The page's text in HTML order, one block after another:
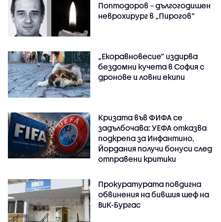
Поптодоров – дългогодишен
неврохирург в „Пирогов“
„Екоравновесие“ издирва
бездомни кучета в София с
дронове и ловни екипи
Кризата във ФИФА се
задълбочава: УЕФА отказва
подкрепа за Инфантино,
Йордания получи бонуси след
отправени критики
Прокуратурата повдигна
обвинения на бившия шеф на
ВиК-Бургас